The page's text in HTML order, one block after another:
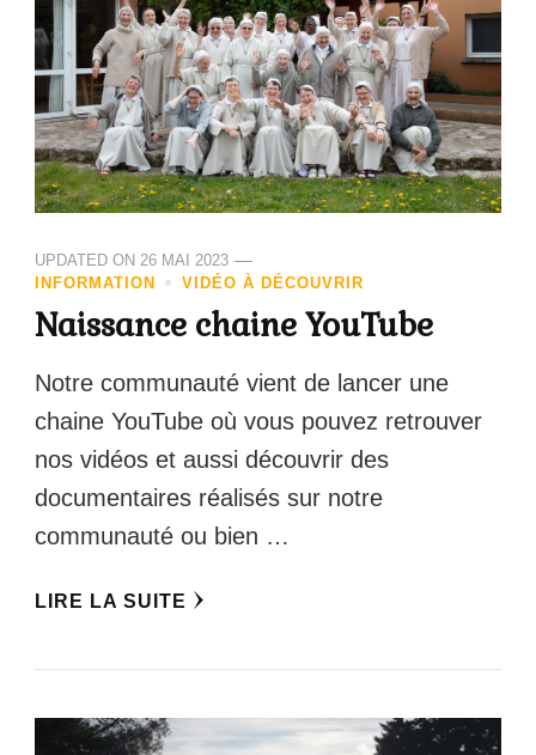
UPDATED ON 26 MAI 2023
INFORMATION
VIDÉO À DÉCOUVRIR
Naissance chaine YouTube
Notre communauté vient de lancer une
chaine YouTube où vous pouvez retrouver
nos vidéos et aussi découvrir des
documentaires réalisés sur notre
communauté ou bien …
LIRE LA SUITE